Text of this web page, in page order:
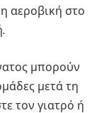
αεροβική στο
μπορούν
μετά τη
τον γιατρό ή